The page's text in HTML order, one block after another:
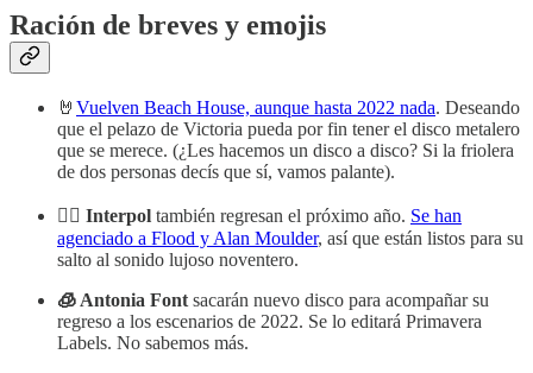
Ración de breves y emojis
🤘 Vuelven Beach House, aunque hasta 2022 nada. Deseando
que el pelazo de Victoria pueda por fin tener el disco metalero
que se merece. (¿Les hacemos un disco a disco? Si la friolera
de dos personas decís que sí, vamos palante).
🕵️‍♀️ Interpol también regresan el próximo año. Se han
agenciado a Flood y Alan Moulder, así que están listos para su
salto al sonido lujoso noventero.
🧊 Antonia Font sacarán nuevo disco para acompañar su
regreso a los escenarios de 2022. Se lo editará Primavera
Labels. No sabemos más.